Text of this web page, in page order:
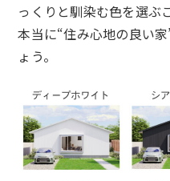
っくりと馴染む色を選ぶ
本当に“住み心地の良い
ょう。